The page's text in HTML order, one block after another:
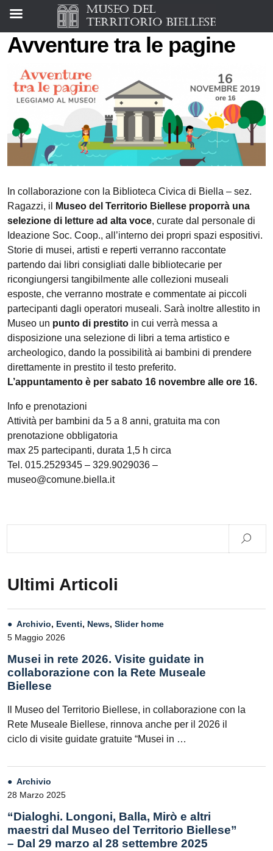
Avventure tra le pagine
In collaborazione con la Biblioteca Civica di Biella – sez.
Ragazzi, il
Museo del Territorio Biellese proporrà una
selezione di letture ad alta voce, curate dal personale di
Ideazione Soc. Coop., all’interno dei propri spazi espositivi.
Storie di musei, artisti e reperti verranno raccontate
partendo dai libri consigliati dalle bibliotecarie per
ricongiungersi tangibilmente alle collezioni museali
esposte, che verranno mostrate e commentate ai piccoli
partecipanti dagli operatori museali. Sarà inoltre allestito in
Museo un punto di prestito in cui verrà messa a
disposizione una selezione di libri a tema artistico e
archeologico, dando la possibilità ai bambini di prendere
direttamente in prestito il testo preferito.
L’appuntamento è per sabato 16 novembre alle ore 16.
Info e prenotazioni
Attività per bambini da 5 a 8 anni, gratuita ma con
prenotazione obbligatoria
max 25 partecipanti, durata 1,5 h circa
Tel. 015.2529345 – 329.9029036 –
museo@comune.biella.it
Ultimi Articoli
Archivio, Eventi, News, Slider home
5 Maggio 2026
Musei in rete 2026. Visite guidate in
collaborazione con la Rete Museale
Biellese
Il Museo del Territorio Biellese, in collaborazione con la
Rete Museale Biellese, rinnova anche per il 2026 il
ciclo di visite guidate gratuite “Musei in …
Archivio
28 Marzo 2025
“Dialoghi. Longoni, Balla, Mirò e altri
maestri dal Museo del Territorio Biellese”
– Dal 29 marzo al 28 settembre 2025